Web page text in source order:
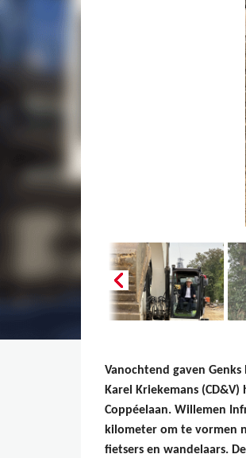
Vanochtend gaven
Karel Kriekemans
Coppéelaan. Willemen
kilometer om te vormen
fietsers en wandelaars.